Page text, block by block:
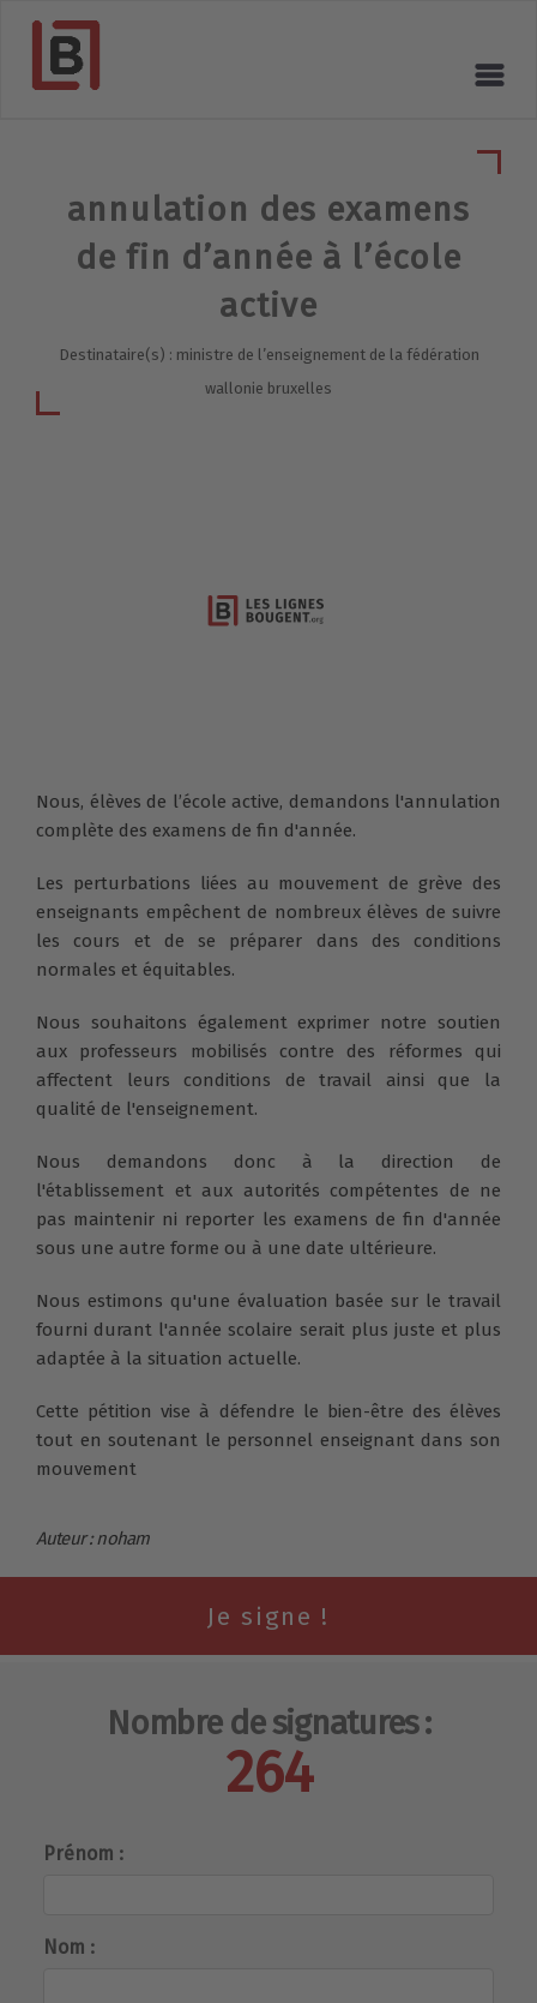
annulation des examens
de fin d’année à l’école
active
Destinataire(s) : ministre de l’enseignement de la fédération
wallonie bruxelles
Nous, élèves de l’école active, demandons l'annulation
complète des examens de fin d'année.
Les perturbations liées au mouvement de grève des
enseignants empêchent de nombreux élèves de suivre
les cours et de se préparer dans des conditions
normales et équitables.
Nous souhaitons également exprimer notre soutien
aux professeurs mobilisés contre des réformes qui
affectent leurs conditions de travail ainsi que la
qualité de l'enseignement.
Nous demandons donc à la direction de
l'établissement et aux autorités compétentes de ne
pas maintenir ni reporter les examens de fin d'année
sous une autre forme ou à une date ultérieure.
Nous estimons qu'une évaluation basée sur le travail
fourni durant l'année scolaire serait plus juste et plus
adaptée à la situation actuelle.
Cette pétition vise à défendre le bien-être des élèves
tout en soutenant le personnel enseignant dans son
mouvement
Auteur : noham
Nombre de signatures :
264
Prénom :
Nom :